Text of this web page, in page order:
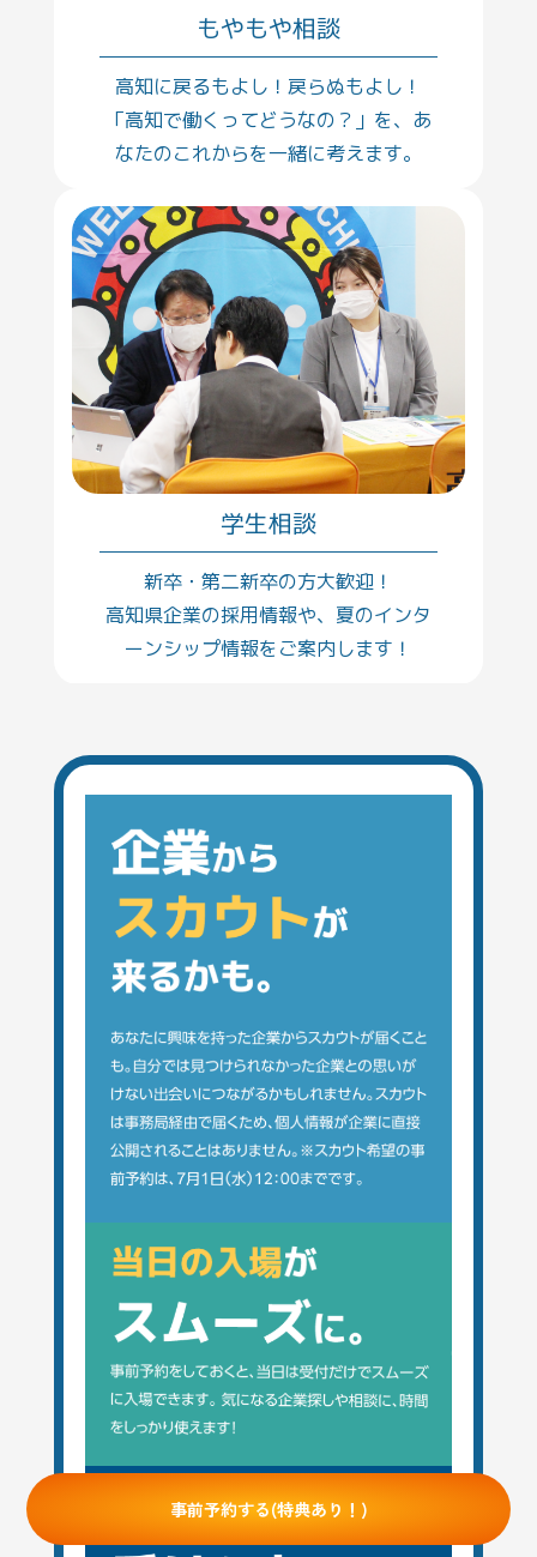
もやもや相談
高知に戻るもよし！戻らぬもよし！
「高知で働くってどうなの？」を、あ
なたのこれからを一緒に考えます。
学生相談
新卒・第二新卒の方大歓迎！
高知県企業の採用情報や、夏のインタ
ーンシップ情報をご案内します！
事前予約する(特典あり！)